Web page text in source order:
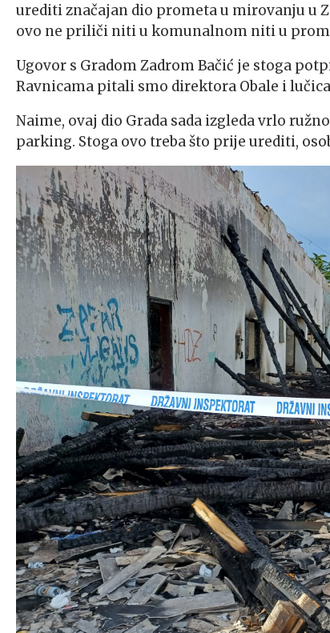
urediti značajan dio prometa u mirovanju u
ovo ne priliči niti u komunalnom niti u
Ugovor s Gradom Zadrom Bačić je stoga
Ravnicama pitali smo direktora Obale i
Naime, ovaj dio Grada sada izgleda vrlo
parking. Stoga ovo treba što prije urediti,